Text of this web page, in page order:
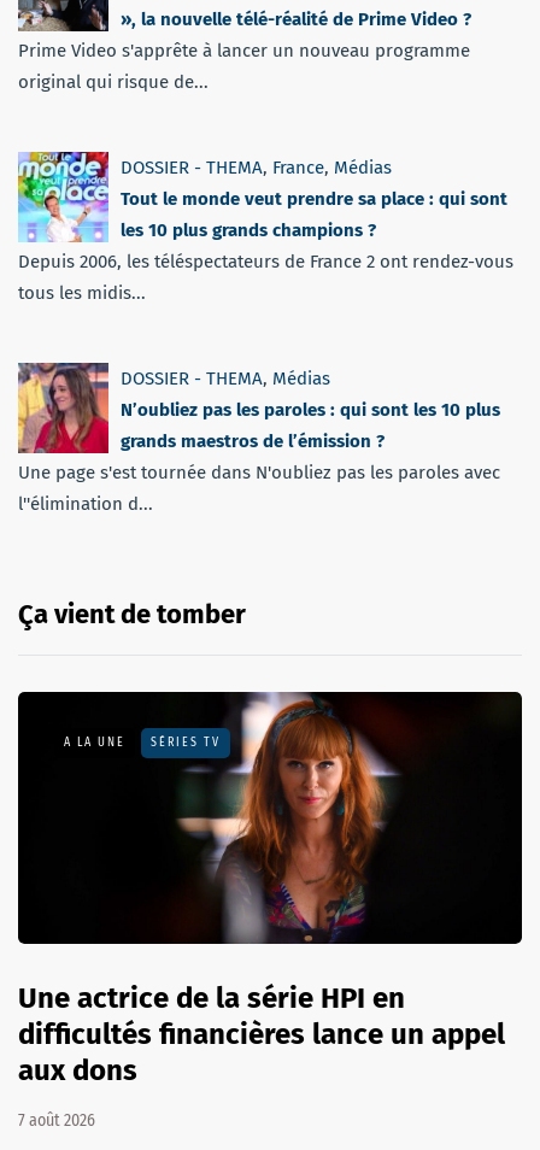
», la nouvelle télé-réalité de Prime Video ?
Prime Video s'apprête à lancer un nouveau programme
original qui risque de...
DOSSIER - THEMA, France, Médias
Tout le monde veut prendre sa place : qui sont
les 10 plus grands champions ?
Depuis 2006, les téléspectateurs de France 2 ont rendez-vous
tous les midis...
DOSSIER - THEMA, Médias
N’oubliez pas les paroles : qui sont les 10 plus
grands maestros de l’émission ?
Une page s'est tournée dans N'oubliez pas les paroles avec
l''élimination d...
Ça vient de tomber
A LA UNE SÉRIES TV
Une actrice de la série HPI en
difficultés financières lance un appel
aux dons
7 août 2026